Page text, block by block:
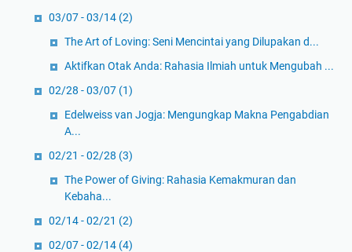
03/07 - 03/14 (2)
The Art of Loving: Seni Mencintai yang Dilupakan d...
Aktifkan Otak Anda: Rahasia Ilmiah untuk Mengubah ...
02/28 - 03/07 (1)
Edelweiss van Jogja: Mengungkap Makna Pengabdian
A...
02/21 - 02/28 (3)
The Power of Giving: Rahasia Kemakmuran dan
Kebaha...
02/14 - 02/21 (2)
02/07 - 02/14 (4)